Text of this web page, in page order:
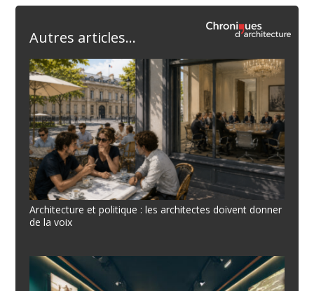
Autres articles...
Architecture et politique : les architectes doivent donner
de la voix